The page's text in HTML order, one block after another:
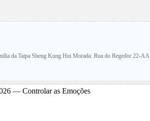
da Taipa Sheng Kung Hui Morada: Rua do Regedor 22-AA
— Controlar as Emoções